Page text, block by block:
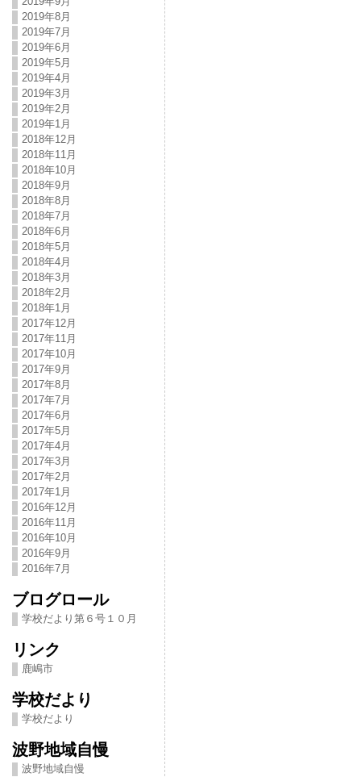
2019年8月
2019年7月
2019年6月
2019年5月
2019年4月
2019年3月
2019年2月
2019年1月
2018年12月
2018年11月
2018年10月
2018年9月
2018年8月
2018年7月
2018年6月
2018年5月
2018年4月
2018年3月
2018年2月
2018年1月
2017年12月
2017年11月
2017年10月
2017年9月
2017年8月
2017年7月
2017年6月
2017年5月
2017年4月
2017年3月
2017年2月
2017年1月
2016年12月
2016年11月
2016年10月
2016年9月
2016年7月
ブログロール
学校だより第６号１０月
リンク
鹿嶋市
学校だより
学校だより
波野地域自慢
波野地域自慢